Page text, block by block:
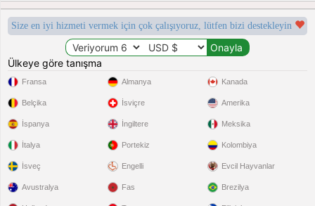
Size en iyi hizmeti vermek için çok çalışıyoruz, lütfen bizi destekleyin
Ülkeye göre tanışma
Fransa
Belçika
İspanya
İtalya
İsveç
Almanya
İsviçre
İngiltere
Portekiz
Engelli
Kanada
Amerika
Meksika
Kolombiya
Evcil Hayvanlar
Avustralya Fas Brezilya